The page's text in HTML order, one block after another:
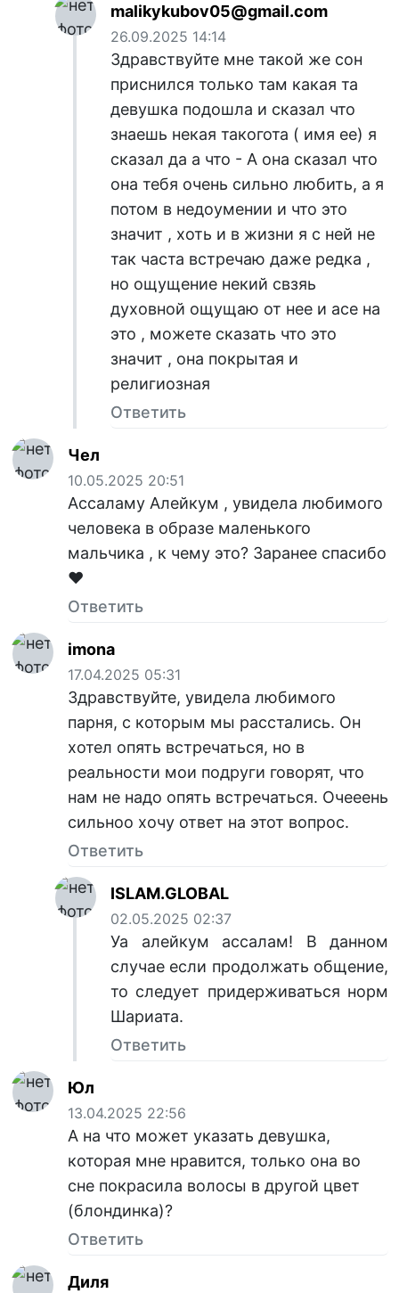
malikykubov05@gmail.com
26.09.2025 14:14
Здравствуйте мне такой же сон
приснился только там какая та
девушка подошла и сказал что
знаешь некая такогота ( имя ее) я
сказал да а что - А она сказал что
она тебя очень сильно любить, а я
потом в недоумении и что это
значит , хоть и в жизни я с ней не
так часта встречаю даже редка ,
но ощущение некий свзяь
духовной ощущаю от нее и асе на
это , можете сказать что это
значит , она покрытая и
религиозная
Ответить
Чел
10.05.2025 20:51
Ассаламу Алейкум , увидела любимого
человека в образе маленького
мальчика , к чему это? Заранее спасибо
❤️
Ответить
imona
17.04.2025 05:31
Здравствуйте, увидела любимого
парня, с которым мы расстались. Он
хотел опять встречаться, но в
реальности мои подруги говорят, что
нам не надо опять встречаться. Очееень
сильноо хочу ответ на этот вопрос.
Ответить
ISLAM.GLOBAL
02.05.2025 02:37
Уа алейкум ассалам! В данном
случае если продолжать общение,
то следует придерживаться норм
Шариата.
Ответить
Юл
13.04.2025 22:56
А на что может указать девушка,
которая мне нравится, только она во
сне покрасила волосы в другой цвет
(блондинка)?
Ответить
Диля